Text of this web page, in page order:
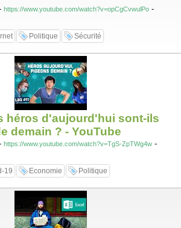
https://www.youtube.com/watch?v=opCgCvwulPo -
Politique Sécurité
héros d'aujourd'hui sont-ils
demain ? - YouTube
https://www.youtube.com/watch?v=TgS-ZpTWg4w -
19 Economie Politique